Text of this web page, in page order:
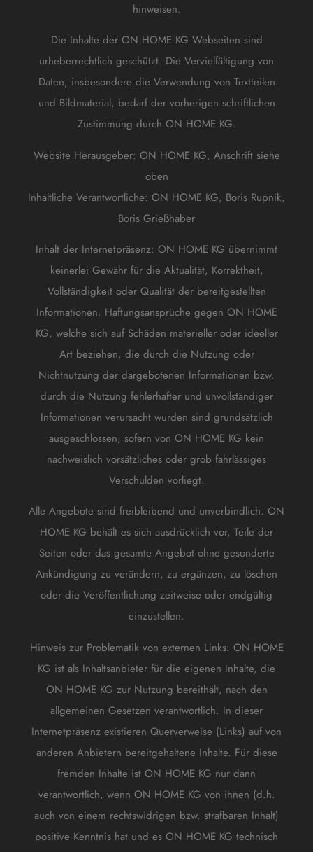
hinweisen.
Die Inhalte der ON HOME KG Webseiten sind
urheberrechtlich geschützt. Die Vervielfältigung von
Daten, insbesondere die Verwendung von Textteilen
und Bildmaterial, bedarf der vorherigen schriftlichen
Zustimmung durch ON HOME KG.
Website Herausgeber: ON HOME KG, Anschrift siehe
oben
Inhaltliche Verantwortliche: ON HOME KG, Boris Rupnik,
Boris Grießhaber
Inhalt der Internetpräsenz: ON HOME KG übernimmt
keinerlei Gewähr für die Aktualität, Korrektheit,
Vollständigkeit oder Qualität der bereitgestellten
Informationen. Haftungsansprüche gegen ON HOME
KG, welche sich auf Schäden materieller oder ideeller
Art beziehen, die durch die Nutzung oder
Nichtnutzung der dargebotenen Informationen bzw.
durch die Nutzung fehlerhafter und unvollständiger
Informationen verursacht wurden sind grundsätzlich
ausgeschlossen, sofern von ON HOME KG kein
nachweislich vorsätzliches oder grob fahrlässiges
Verschulden vorliegt.
Alle Angebote sind freibleibend und unverbindlich. ON
HOME KG behält es sich ausdrücklich vor, Teile der
Seiten oder das gesamte Angebot ohne gesonderte
Ankündigung zu verändern, zu ergänzen, zu löschen
oder die Veröffentlichung zeitweise oder endgültig
einzustellen.
Hinweis zur Problematik von externen Links: ON HOME
KG ist als Inhaltsanbieter für die eigenen Inhalte, die
ON HOME KG zur Nutzung bereithält, nach den
allgemeinen Gesetzen verantwortlich. In dieser
Internetpräsenz existieren Querverweise (Links) auf von
anderen Anbietern bereitgehaltene Inhalte. Für diese
fremden Inhalte ist ON HOME KG nur dann
verantwortlich, wenn ON HOME KG von ihnen (d.h.
auch von einem rechtswidrigen bzw. strafbaren Inhalt)
positive Kenntnis hat und es ON HOME KG technisch